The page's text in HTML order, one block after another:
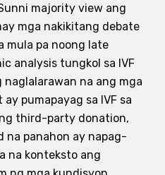
majority view ang
mga nakikitang debate
mula pa noong late
analysis tungkol sa IVF
naglalarawan na ang mga
pumapayag sa IVF sa
third-party donation,
na panahon ay napag-
na konteksto ang